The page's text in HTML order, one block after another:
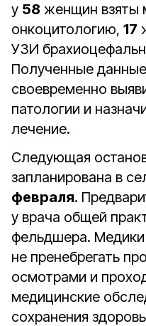
у 58 женщин взяты
онкоцитологию, 17
УЗИ
Полученные
своевременно
патологии и
лечение.
Следующая
запланирована в
февраля.
у врача общей
фельдшера.
не пренебрегать
осмотрами и
медицинские
сохранения